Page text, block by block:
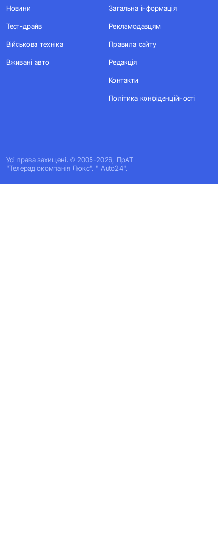
Усi права захищенi. © 2005-2026, ПрАТ
"Телерадіокомпанія Люкс". " Auto24".
Новини
Тест-драйв
Військова техніка
Вживані авто
Загальна інформація
Рекламодавцям
Правила сайту
Редакція
Контакти
Політика конфіденційності